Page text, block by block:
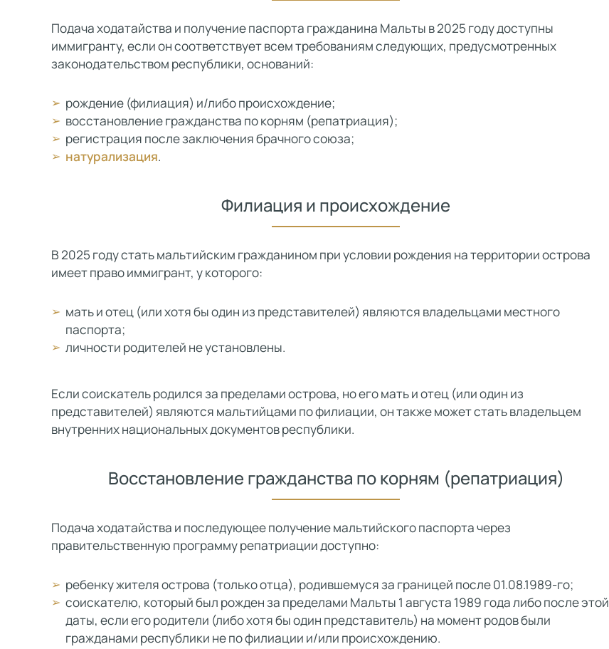
Подача ходатайства и получение паспорта гражданина Мальты в 2025 году доступны
иммигранту, если он соответствует всем требованиям следующих, предусмотренных
законодательством республики, оснований:
рождение (филиация) и/либо происхождение;
восстановление гражданства по корням (репатриация);
регистрация после заключения брачного союза;
натурализация.
Филиация и происхождение
В 2025 году стать мальтийским гражданином при условии рождения на территории острова
имеет право иммигрант, у которого:
мать и отец (или хотя бы один из представителей) являются владельцами местного
паспорта;
личности родителей не установлены.
Если соискатель родился за пределами острова, но его мать и отец (или один из
представителей) являются мальтийцами по филиации, он также может стать владельцем
внутренних национальных документов республики.
Восстановление гражданства по корням (репатриация)
Подача ходатайства и последующее получение мальтийского паспорта через
правительственную программу репатриации доступно:
ребенку жителя острова (только отца), родившемуся за границей после 01.08.1989-го;
соискателю, который был рожден за пределами Мальты 1 августа 1989 года либо после этой
даты, если его родители (либо хотя бы один представитель) на момент родов были
гражданами республики не по филиации и/или происхождению.